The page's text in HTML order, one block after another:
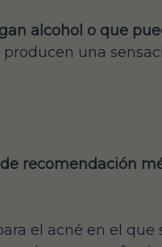
alcohol o que
una
recomendación
el acné en el que